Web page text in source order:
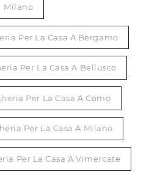
Milano
Per La Casa A Bergamo
Per La Casa A Bellusco
Per La Casa A Como
Per La Casa A Milano
Per La Casa A Vimercate